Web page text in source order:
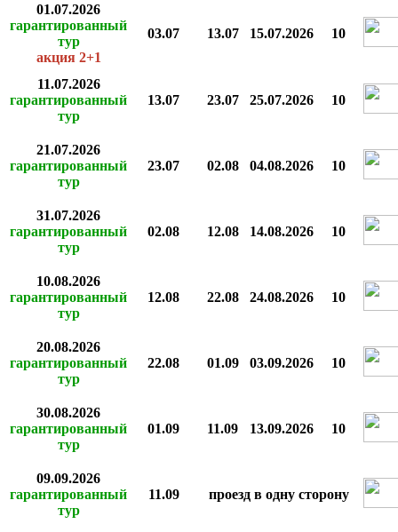
01.07.2026
гарантированный
тур
акция 2+1
03.07 13.07 15.07.2026 10
11.07.2026
гарантированный
тур
13.07 23.07 25.07.2026 10
21.07.2026
гарантированный
тур
23.07 02.08 04.08.2026 10
31.07.2026
гарантированный
тур
02.08 12.08 14.08.2026 10
10.08.2026
гарантированный
тур
12.08 22.08 24.08.2026 10
20.08.2026
гарантированный
тур
22.08 01.09 03.09.2026 10
30.08.2026
гарантированный
тур
01.09 11.09 13.09.2026 10
09.09.2026
гарантированный
тур
11.09 проезд в одну сторону